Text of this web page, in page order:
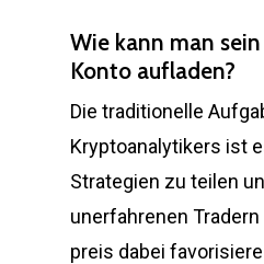
Wie kann man
Konto aufladen?
Die traditionelle
Kryptoanalytikers ist
Strategien zu teilen
unerfahrenen
preis dabei